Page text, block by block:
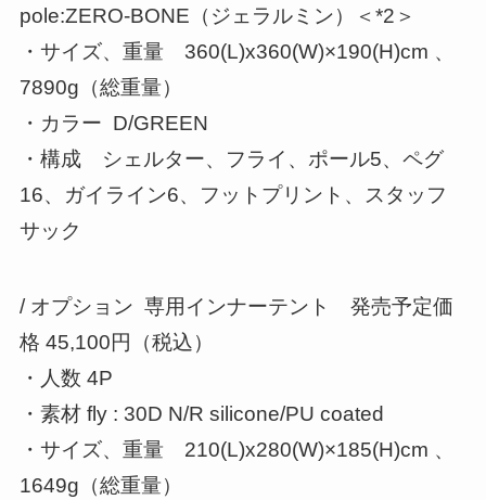
pole:ZERO-BONE（ジェラルミン）＜*2＞
・サイズ、重量 360(L)x360(W)×190(H)cm 、
7890g（総重量）
・カラー D/GREEN
・構成 シェルター、フライ、ポール5、ペグ
16、ガイライン6、フットプリント、スタッフ
サック
/ オプション 専用インナーテント 発売予定価
格 45,100円（税込）
・人数 4P
・素材 fly : 30D N/R silicone/PU coated
・サイズ、重量 210(L)x280(W)×185(H)cm 、
1649g（総重量）